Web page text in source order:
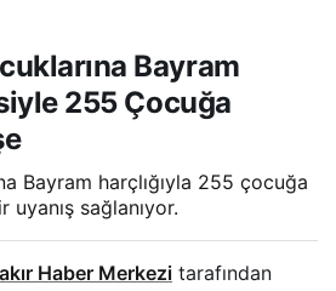
Bayram
255 Çocuğa
Bayram harçlığıyla 255 çocuğa
sağlanıyor.
Haber Merkezi tarafından